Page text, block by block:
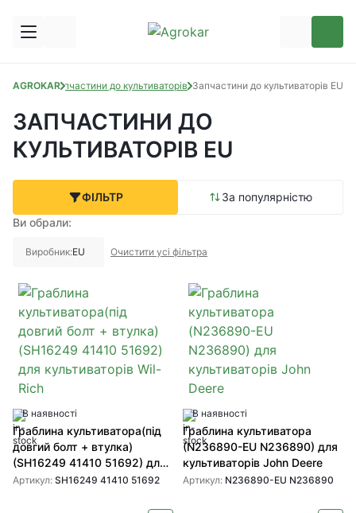
AGROKARЗапчастини до культиваторів Запчастини до культиваторів EU
ЗАПЧАСТИНИ ДО
КУЛЬТИВАТОРІВ EU
ФІЛЬТР
За популярністю
Ви обрали:
Виробник:EU Очистити усі фільтра
В наявності
Граблина культиватора(під
довгий болт + втулка)
(SH16249 41410 51692) для
культиваторів Wil-Rich
Артикул: SH16249 41410 51692
В наявності
Граблина культиватора
(N236890-EU N236890) для
культиваторів John Deere
Артикул: N236890-EU N236890